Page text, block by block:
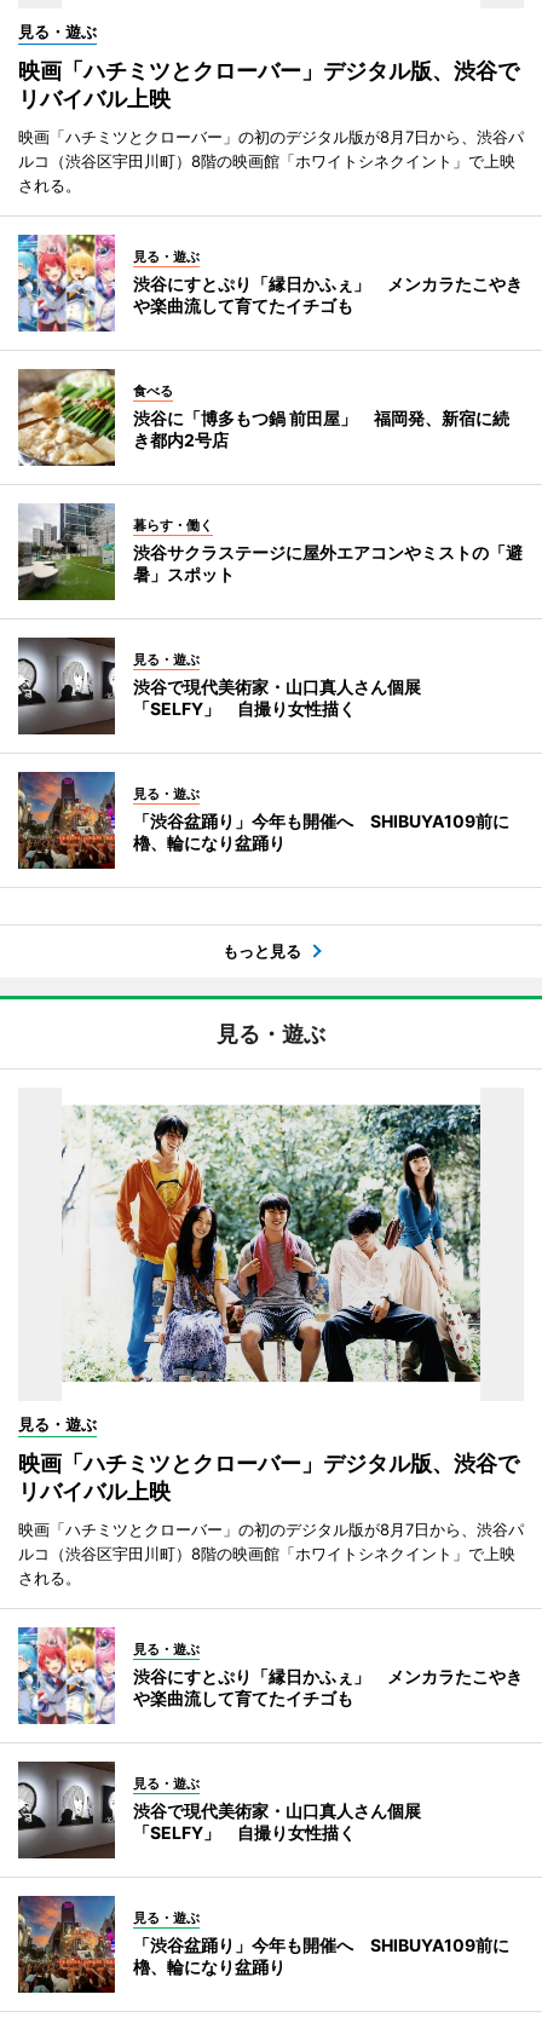
見る・遊ぶ
映画「ハチミツとクローバー」デジタル版、渋谷で
リバイバル上映
映画「ハチミツとクローバー」の初のデジタル版が8月7日から、渋谷パ
ルコ（渋谷区宇田川町）8階の映画館「ホワイトシネクイント」で上映
される。
見る・遊ぶ
渋谷にすとぷり「縁日かふぇ」 メンカラたこやき
や楽曲流して育てたイチゴも
食べる
渋谷に「博多もつ鍋 前田屋」 福岡発、新宿に続
き都内2号店
暮らす・働く
渋谷サクラステージに屋外エアコンやミストの「避
暑」スポット
見る・遊ぶ
渋谷で現代美術家・山口真人さん個展
「SELFY」 自撮り女性描く
見る・遊ぶ
「渋谷盆踊り」今年も開催へ SHIBUYA109前に
櫓、輪になり盆踊り
もっと見る
見る・遊ぶ
見る・遊ぶ
映画「ハチミツとクローバー」デジタル版、渋谷で
リバイバル上映
映画「ハチミツとクローバー」の初のデジタル版が8月7日から、渋谷パ
ルコ（渋谷区宇田川町）8階の映画館「ホワイトシネクイント」で上映
される。
見る・遊ぶ
渋谷にすとぷり「縁日かふぇ」 メンカラたこやき
や楽曲流して育てたイチゴも
見る・遊ぶ
渋谷で現代美術家・山口真人さん個展
「SELFY」 自撮り女性描く
見る・遊ぶ
「渋谷盆踊り」今年も開催へ SHIBUYA109前に
櫓、輪になり盆踊り